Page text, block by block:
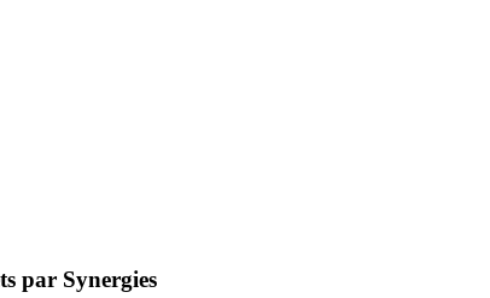
par Synergies